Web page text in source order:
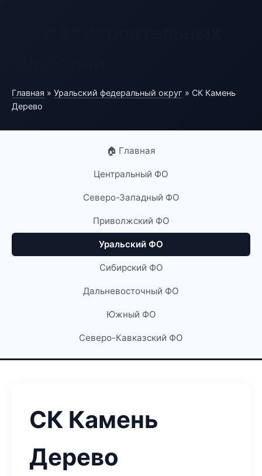
Главная » Уральский федеральный округ » СК Камень
Дерево
🏠 Главная
Центральный ФО
Северо-Западный ФО
Приволжский ФО
Уральский ФО
Сибирский ФО
Дальневосточный ФО
Южный ФО
Северо-Кавказский ФО
СК Камень
Дерево